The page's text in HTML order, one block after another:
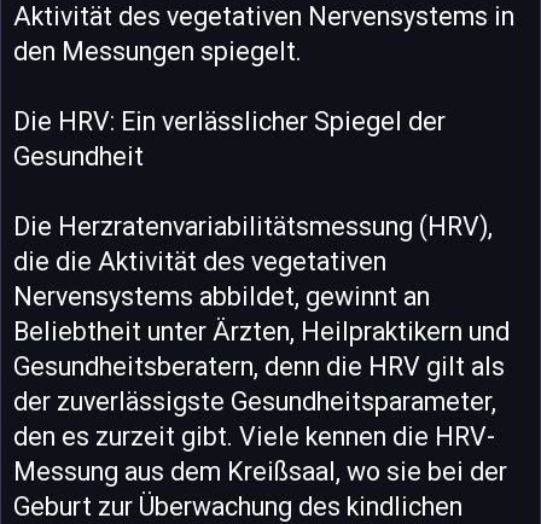
Aktivität des vegetativen Nervensystems in
den Messungen spiegelt.
Die HRV: Ein verlässlicher Spiegel der
Gesundheit
Die Herzratenvariabilitätsmessung (HRV),
die die Aktivität des vegetativen
Nervensystems abbildet, gewinnt an
Beliebtheit unter Ärzten, Heilpraktikern und
Gesundheitsberatern, denn die HRV gilt als
der zuverlässigste Gesundheitsparameter,
den es zurzeit gibt. Viele kennen die HRV-
Messung aus dem Kreißsaal, wo sie bei der
Geburt zur Überwachung des kindlichen